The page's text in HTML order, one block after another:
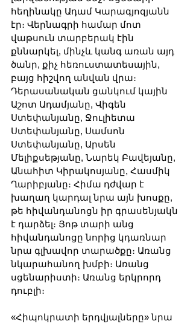
հեղինակը Ադամ Կարագյոզյանն
էր։ Վերնագրի համար մոտ
վաթսուն տարբերակ էին
քննարկել, մինչև կանգ առան այդ
ծանր, քիչ հեռուստատեսային,
բայց հիշվող անվան վրա։
Դերասանական ցանկում կային
Աշոտ Ադամյանը, Վիգեն
Ստեփանյանը, Ջուլիետա
Ստեփանյանը, Սամսոն
Ստեփանյանը, Արսեն
Մելիքսեթյանը, Նարեկ Բավեյանը,
Անահիտ Կիրակոսյանը, Հասմիկ
Ղարիբյանը։ Հիմա դժվար է
խաղաղ կարդալ նրա այն խոսքը,
թե հիվանդանոցն իր գրասենյակն
է դարձել։ Յոթ տարի անց
հիվանդանոցը նորից կդառնար
նրա գլխավոր տարածքը։ Առանց
նկարահանող խմբի։ Առանց
սցենարիստի։ Առանց երկրորդ
դուբլի։
«Հիպոկրատի երդվյալները» նրա